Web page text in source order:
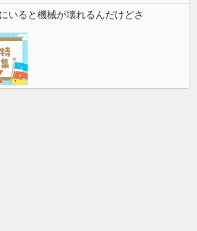
いると機械が壊れるんだけどさ